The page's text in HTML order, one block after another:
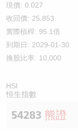
現價: 0.027
收回價: 25,853
實際槓桿: 95.1倍
到期日: 2029-01-30
換股比率: 10,000
HSI
恒生指數
54283 熊證